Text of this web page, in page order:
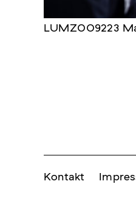
LUMZ009223
Kontakt